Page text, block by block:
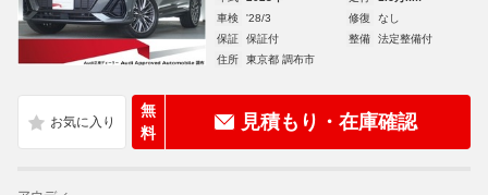
車検
'28/3 修復
なし
保証
保証付 整備
法定整備付
住所
東京都 調布市
無
料
見積もり・在庫確認